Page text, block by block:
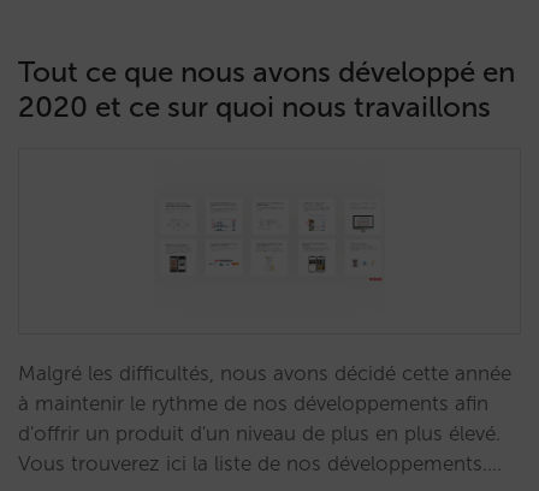
Tout ce que nous avons développé en
2020 et ce sur quoi nous travaillons
Malgré les difficultés, nous avons décidé cette année
à maintenir le rythme de nos développements afin
d'offrir un produit d'un niveau de plus en plus élevé.
Vous trouverez ici la liste de nos développements.…